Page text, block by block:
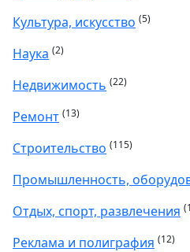
Культура, искусство (5)
Наука (2)
Недвижимость (22)
Ремонт (13)
Строительство (115)
Промышленность,
Отдых, спорт, развлечения
Реклама и полиграфия (12)